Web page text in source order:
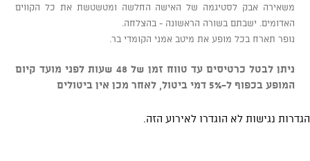
משאירה אבק לסטיגמה של האישה החלשה ומטשטשת את כל הקווים
האדומים. ישבתם בשורה הראשונה - בהצלחה.
נופר תארח בכל מופע את מיטב אמני הקומדי בר.
ניתן לבטל כרטיסים עד טווח זמן של 48 שעות לפני מועד קיום
המופע בכפוף ל-5% דמי ביטול, לאחר מכן אין ביטולים
הגדרות נגישות לא הוגדרו לאירוע הזה.